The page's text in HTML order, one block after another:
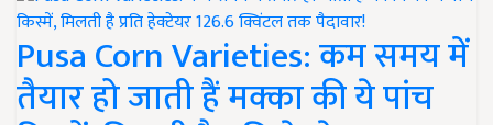
Pusa Corn Varieties: कम समय में
तैयार हो जाती हैं मक्का की ये पांच